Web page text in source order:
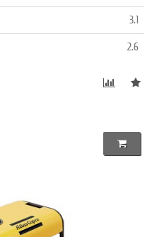
3.1
2.6